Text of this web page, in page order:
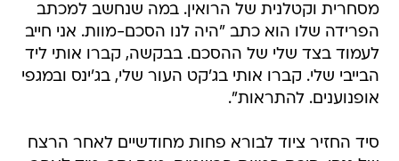
מסחרית וקטלנית של הרואין. במה שנחשב למכתב
הפרידה שלו הוא כתב "היה לנו הסכם-מוות. אני חייב
לעמוד בצד שלי של ההסכם. בבקשה, קברו אותי ליד
הבייבי שלי. קברו אותי בג'קט העור שלי, בג'ינס ובמגפי
אופנוענים. להתראות".
סיד החזיר ציוד לבורא פחות מחודשיים לאחר הרצח